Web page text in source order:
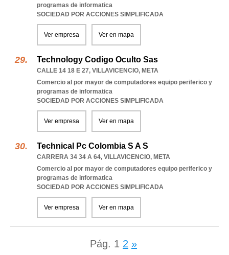
programas de informatica
SOCIEDAD POR ACCIONES SIMPLIFICADA
Ver empresa Ver en mapa
Technology Codigo Oculto Sas
CALLE 14 18 E 27, VILLAVICENCIO, META
Comercio al por mayor de computadores equipo periferico y
programas de informatica
SOCIEDAD POR ACCIONES SIMPLIFICADA
Ver empresa Ver en mapa
Technical Pc Colombia S A S
CARRERA 34 34 A 64, VILLAVICENCIO, META
Comercio al por mayor de computadores equipo periferico y
programas de informatica
SOCIEDAD POR ACCIONES SIMPLIFICADA
Ver empresa Ver en mapa
Pág. 1 2 »